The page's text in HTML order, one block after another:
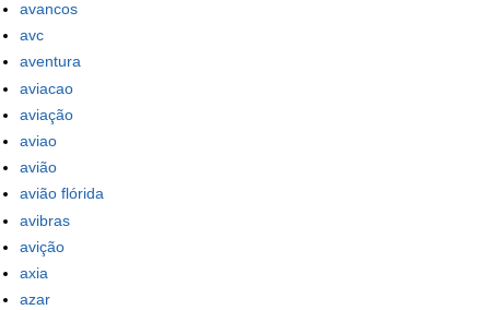
avancos
avc
aventura
aviacao
aviação
aviao
avião
avião flórida
avibras
avição
axia
azar